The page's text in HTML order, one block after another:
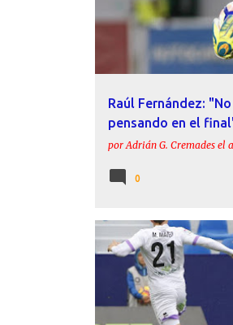
Raúl Fernández:
pensando en el
porAdrián G. Cremades el
0
ESTADÍSTICAS
RAÚL FERNÁNDEZ